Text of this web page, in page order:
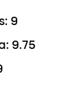
9
9.75